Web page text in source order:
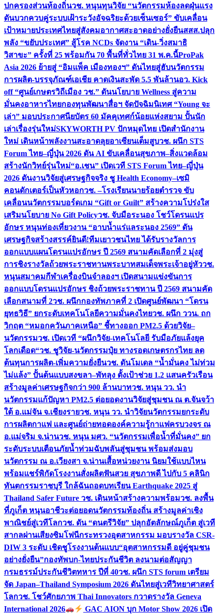
ปกครองส่วนท้องถิ่นวช. หนุนทุนวิจัย “นวัตกรรมห้องลดฝุ่นแรง
ดันบวกควบคู่ระบบเฝ้าระวังอัจฉริยะด้วยเซ็นเซอร์” ขับเคลื่อน
เป้าหมายประเทศไทยสู่สังคมอากาศสะอาดอย่างยั่งยืนสสส.ปลุก
พลัง “ขยับประเทศ” สู้โรค NCDs จัดงาน “เดิน-วิ่งสมาธิ
วิสาขะ” ครั้งที่ 25 พร้อมกัน 70 พื้นที่ทั่วไทย 31 พ.ค.นี้ProPak
Asia 2026 ย้ายสู่ “อิมแพ็ค เมืองทองฯ” ดันไทยสู่ฮับนวัตกรรม
การผลิต-บรรจุภัณฑ์เอเชีย คาดเงินสะพัด 5.5 พันล้านอว. Kick
off “ศูนย์เกษตรวิถีเมือง วช.” ดันนโยบาย Wellness สู่ความ
มั่นคงอาหารไทยกองทุนพัฒนาสื่อฯ จัดปัจฉิมนิเทศ “Young จะ
เล่า” มอบประกาศนียบัตร 60 มัคคุเทศก์น้อยแห่งสยาม ปั้นนัก
เล่าเรื่องรุ่นใหม่SKYWORTH PV ปักหมุดไทย เปิดสำนักงาน
ใหม่ เดินหน้าพลังงานสะอาดลุยอาเซียนเต็มสูบวช. ผนึก STS
Forum ไทย–ญี่ปุ่น 2026 ดัน AI ขับเคลื่อนสุขภาพ–สิ่งแวดล้อม
สร้างนักวิทย์รุ่นใหม่“อ.เชน” เปิดเวที STS Forum ไทย–ญี่ปุ่น
2026 ดันงานวิจัยสู่เศรษฐกิจจริง ชู Health Economy–เซมิ
คอนดักเตอร์เป็นหัวหอกวช. –โรงเรียนนายร้อยตำรวจ ขับ
เคลื่อนนวัตกรรมบอร์ดเกม “Gift or Guilt” สร้างความโปร่งใส
เสริมนโยบาย No Gift Policyวช. จับมือระนอง โชว์โดรนแปร
อักษร หนุนท่องเที่ยวงาน “อาบน้ำแร่แลระนอง 2569” ดัน
เศรษฐกิจสร้างสรรค์ยินดี!ทีมเยาวชนไทย ได้รับรางวัลการ
ออกแบบแผนโดรนแปรอักษร ปี 2569 สนามคัดเลือกที่ 2 มุ่งสู่
การชิงรางวัลถ้วยพระราชทานพระบาทสมเด็จพระเจ้าอยู่หัววช.
หนุนสมาคมกีฬาเครื่องบินจำลองฯ เปิดสนามแข่งขันการ
ออกแบบโดรนแปรอักษร ชิงถ้วยพระราชทาน ปี 2569 สนามคัด
เลือกสนามที่ 2วช. ผนึกกองทัพภาคที่ 2 เปิดศูนย์พัฒนา “โดรน
ยุทธวิธี” ยกระดับเทคโนโลยีความมั่นคงไทยวช. ผนึก ววน. ถก
วิกฤต “หมอกควันภาคเหนือ” ชี้ทางออก PM2.5 ด้วยวิจัย–
นวัตกรรมวช. เปิดเวที “ผนึกวิจัย-เทคโนโลยี รับมือภัยแล้งยุค
โลกเดือด“วช. ชูวิจัย-นวัตกรรมปุ๋ย ทางรอดเกษตรกรไทย ลด
ต้นทุนการผลิต-เพิ่มความยั่งยืนวช. ดันโมเดล “น้ำมั่นคง ไม่ท่วม
ไม่แล้ง” ปั้นต้นแบบสงขลา–พัทลุง ตั้งเป้าช่วย 1.2 แสนครัวเรือน
สร้างมูลค่าเศรษฐกิจกว่า 900 ล้านบาทวช. หนุน วว. นำ
นวัตกรรมแก้ปัญหา PM2.5 ต่อยอดงานวิจัยสู่ชุมชน ณ ต.จันจว้า
ใต้ อ.แม่จัน จ.เชียงรายวช. หนุน วว. นำวิจัยนวัตกรรมยกระดับ
การผลิตกาแฟ และศูนย์ถ่ายทอดองค์ความรู้กาแฟครบวงจร ณ
อ.แม่จริม จ.น่านวช. หนุน มศว. “นวัตกรรมเพื่อน้ำที่มั่นคง” ยก
ระดับระบบเตือนภัยน้ำท่วมฉับพลันสู่ชุมชน พร้อมส่งมอบ
นวัตกรรม ณ อ.เวียงสา จ.น่านเสื้อหน่วยงาน นิยมใช้แบบไหน
พร้อมแชร์พิกัดโรงงานสั่งผลิตฟันสวย สุขภาพดี ไปกับ 5 คลินิก
ทันตกรรมราชบุรี ใกล้ฉันถอดบทเรียน Earthquake 2025 สู่
Thailand Safer Future วช. เดินหน้าสร้างความพร้อมวช. ลงพื้น
ที่ภูเก็ต หนุนอาชีวะต่อยอดนวัตกรรมท้องถิ่น สร้างมูลค่าเชิง
พาณิชย์สู่เวทีโลกวช. ดัน “ดนตรีวิจัย” ปลุกอัตลักษณ์ภูเก็ต สู่เวที
สากลผ่านเสียงซิมโฟนีกระทรวงอุตสาหกรรม มอบรางวัล CSR-
DIW 3 ระดับ เชิดชูโรงงานต้นแบบ“อุตสาหกรรมดี อยู่คู่ชุมชน
อย่างยั่งยืน”กองทัพบก-ไทยประกันชีวิต ลงนามต่อสัญญา
กรมธรรม์ประกันชีวิตทหาร ปีที่ 40วช. ผนึก STS forum เตรียม
จัด Japan–Thailand Symposium 2026 ดันไทยสู่เวทีวิทยาศาสตร์
โลกวช. โชว์ศักยภาพ Thai Innovators กวาดรางวัล Geneva
International 2026
GAC AION บุก Motor Show 2026 เปิด